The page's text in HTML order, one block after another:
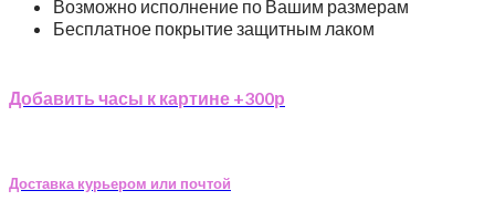
Возможно исполнение по Вашим размерам
Бесплатное покрытие защитным лаком
Добавить часы к картине +300р
Доставка курьером или почтой